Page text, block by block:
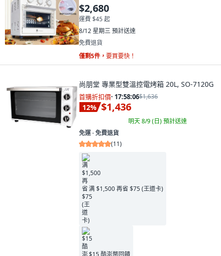
$2,680
運費 $45 起
8/12 星期三預計送達
免費退貨
僅剩5件， 要買要快！
尚朋堂 專業型雙溫控電烤箱 20L, SO-7120G
首購折扣價· 17:58:04$1,636
12% $1,436
明天 8/9 (日)預計送達
免運 ∙ 免費退貨
(11)
满 $1,500 再省 $75 (王道卡)
$15 酷澎幣回饋